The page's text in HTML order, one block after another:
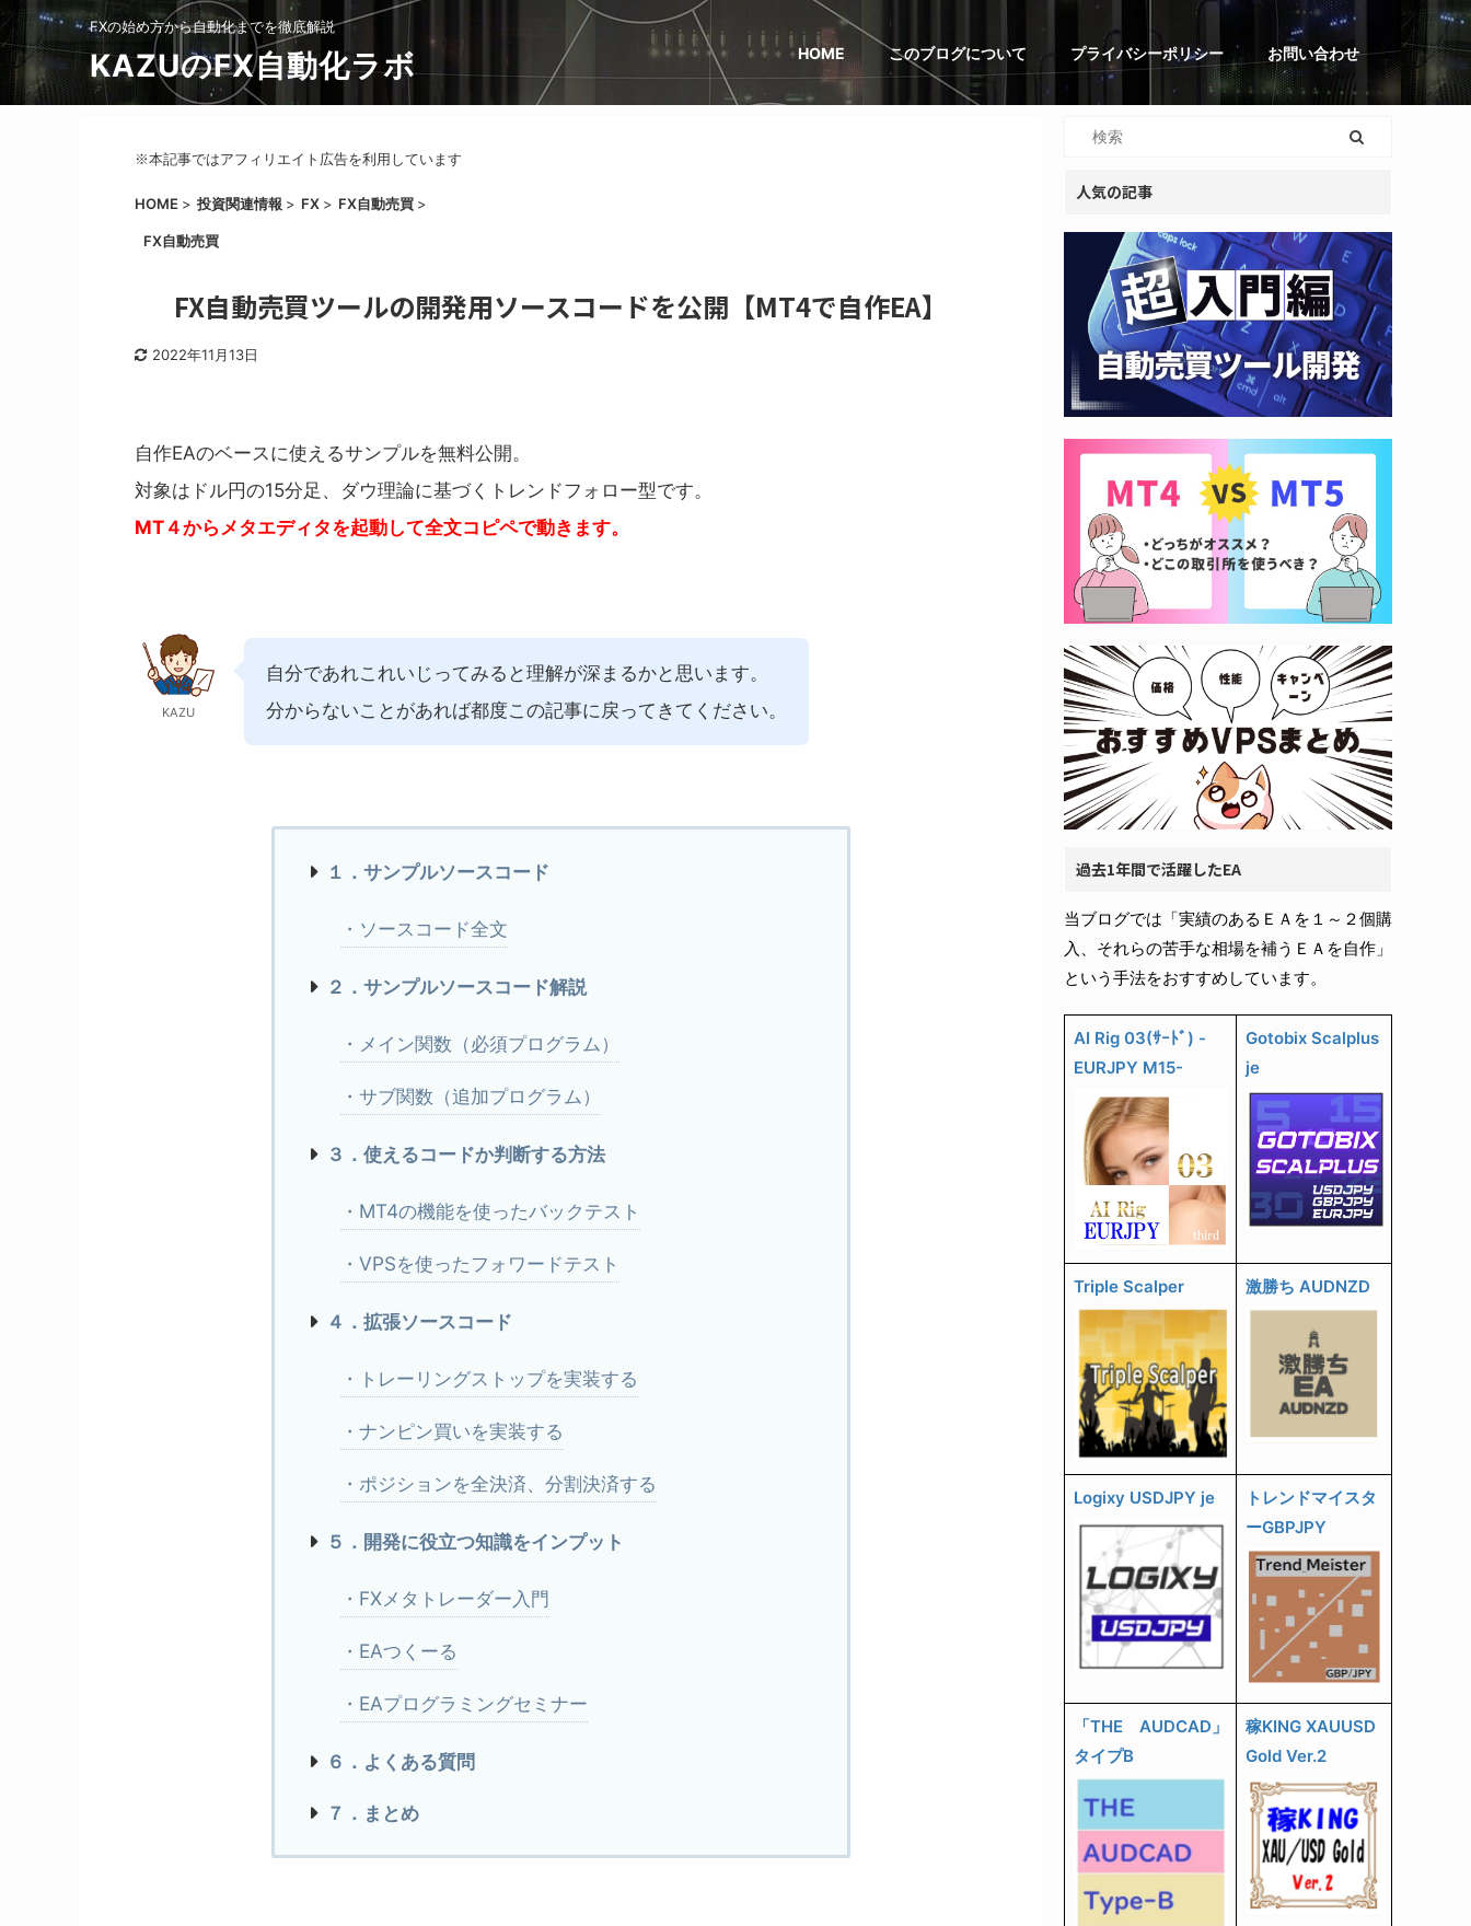
FXの始め方から自動化までを徹底解説
KAZUのFX自動化ラボ HOME このブログについて プライバシーポリシー お問い合わせ
※本記事ではアフィリエイト広告を利用しています
HOME > 投資関連情報 > FX > FX自動売買 >
FX自動売買
FX自動売買ツールの開発用ソースコードを公開【MT4で自作EA】
2022年11月13日
自作EAのベースに使えるサンプルを無料公開。
対象はドル円の15分足、ダウ理論に基づくトレンドフォロー型です。
MT４からメタエディタを起動して全文コピペで動きます。
KAZU
自分であれこれいじってみると理解が深まるかと思います。
分からないことがあれば都度この記事に戻ってきてください。
１．サンプルソースコード
・ソースコード全文
２．サンプルソースコード解説
・メイン関数（必須プログラム）
・サブ関数（追加プログラム）
３．使えるコードか判断する方法
・MT4の機能を使ったバックテスト
・VPSを使ったフォワードテスト
４．拡張ソースコード
・トレーリングストップを実装する
・ナンピン買いを実装する
・ポジションを全決済、分割決済する
５．開発に役立つ知識をインプット
・FXメタトレーダー入門
・EAつくーる
・EAプログラミングセミナー
６．よくある質問
７．まとめ
人気の記事
過去1年間で活躍したEA
当ブログでは「実績のあるＥＡを１～２個購
入、それらの苦手な相場を補うＥＡを自作」
という手法をおすすめしています。
AI Rig 03(ｻｰﾄﾞ) -
EURJPY M15-
Gotobix Scalplus
je
Triple Scalper 激勝ち AUDNZD
Logixy USDJPY je
トレンドマイスタ
ーGBPJPY
「THE AUDCAD」
タイプB
稼KING XAUUSD
Gold Ver.2